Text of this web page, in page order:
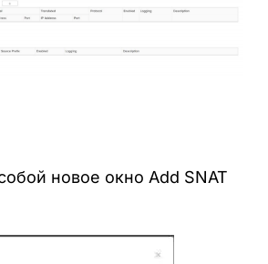
новое окно Add SNAT